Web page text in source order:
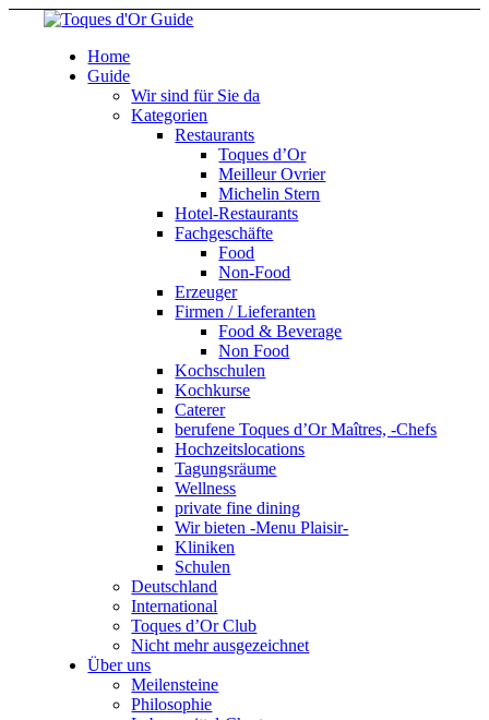
Home
Guide
Wir sind für Sie da
Kategorien
Restaurants
Toques d’Or
Meilleur Ovrier
Michelin Stern
Hotel-Restaurants
Fachgeschäfte
Food
Non-Food
Erzeuger
Firmen / Lieferanten
Food & Beverage
Non Food
Kochschulen
Kochkurse
Caterer
berufene Toques d’Or Maîtres, -Chefs
Hochzeitslocations
Tagungsräume
Wellness
private fine dining
Wir bieten -Menu Plaisir-
Kliniken
Schulen
Deutschland
International
Toques d’Or Club
Nicht mehr ausgezeichnet
Über uns
Meilensteine
Philosophie